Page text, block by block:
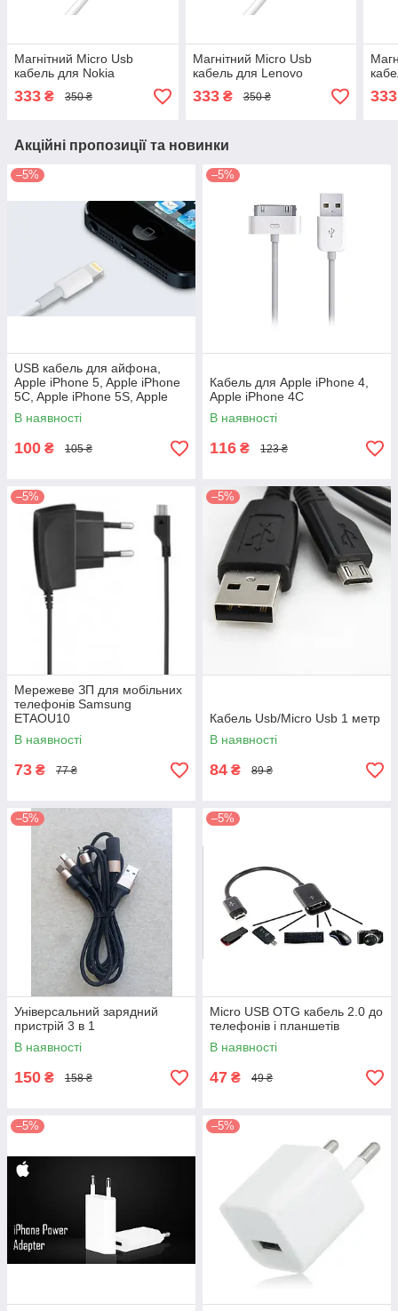
Магнітний Micro Usb
кабель для Nokia
333 ₴ 350 ₴
Магнітний Micro Usb
кабель для Lenovo
333₴ 350 ₴ 333
Акційні пропозиції та новинки
–5%
USB кабель для айфона,
Apple iPhone 5, Apple iPhone
5C, Apple iPhone 5S, Apple
iPad 4, Apple iPad mini
В наявності
100 ₴ 105 ₴
–5%
Кабель для Apple iPhone 4,
Apple iPhоne 4C
В наявності
116 ₴ 123 ₴
–5%
Мережеве ЗП для мобільних
телефонів Samsung
ETAOU10
В наявності
73 ₴ 77 ₴
–5%
Кабель Usb/Micro Usb 1 метр
В наявності
84 ₴ 89 ₴
–5%
Універсальний зарядний
пристрій 3 в 1
В наявності
150 ₴ 158 ₴
–5%
Micro USB OTG кабель 2.0 до
телефонів і планшетів
В наявності
47 ₴ 49 ₴
–5% –5%